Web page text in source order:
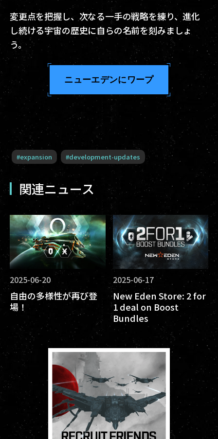
変更点を把握し、次なる一手の戦略を練り、進化
し続ける宇宙の歴史に自らの名前を刻みましょ
う。
ニューエデンにワープ
#expansion #development-updates
関連ニュース
2025-06-20
自由の多様性が再び登
場！
2025-06-17
New Eden Store: 2 for
1 deal on Boost
Bundles